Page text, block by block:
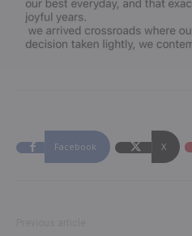
Facebook X